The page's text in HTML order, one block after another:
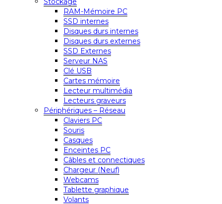
RAM-Mémoire PC
SSD internes
Disques durs internes
Disques durs externes
SSD Externes
Serveur NAS
Clé USB
Cartes mémoire
Lecteur multimédia
Lecteurs graveurs
Périphériques – Réseau
Claviers PC
Souris
Casques
Enceintes PC
Câbles et connectiques
Chargeur (Neuf)
Webcams
Tablette graphique
Volants